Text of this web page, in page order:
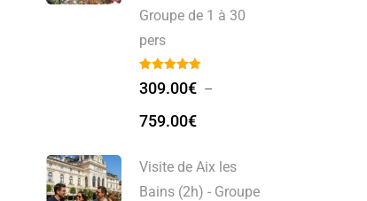
Groupe de 1 à 30
pers
309.00€ –
759.00€
Visite de Aix les
Bains (2h) - Groupe